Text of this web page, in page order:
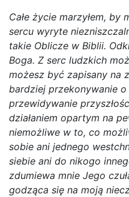
Całe życie marzyłem, by
sercu wyryte
takie Oblicze w Biblii.
Boga. Z serc ludzkich
możesz być zapisany na
bardziej przekonywanie o
przewidywanie
działaniem opartym na
niemożliwe w to, co
sobie ani jednego
siebie ani do nikogo
zdumiewa mnie Jego
godząca się na moją